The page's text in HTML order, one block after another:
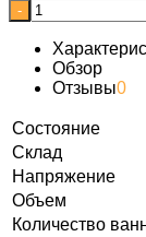
-
Обзор
Отзывы0
Состояние
Склад
Напряжение
Объем
Количество